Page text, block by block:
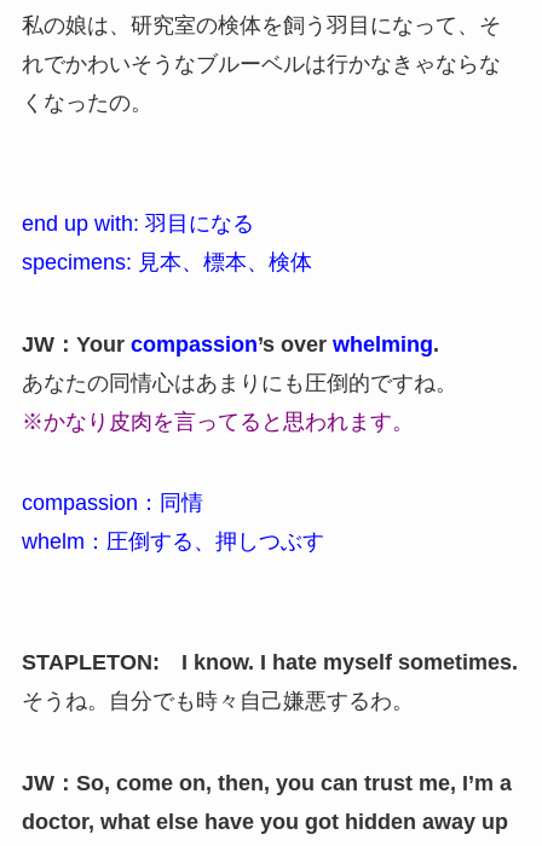
私の娘は、研究室の検体を飼う羽目になって、そ
れでかわいそうなブルーベルは行かなきゃならな
くなったの。
end up with: 羽目になる
specimens: 見本、標本、検体
JW：Your compassion’s over whelming.
あなたの同情心はあまりにも圧倒的ですね。
※かなり皮肉を言ってると思われます。
compassion：同情
whelm：圧倒する、押しつぶす
STAPLETON: I know. I hate myself sometimes.
そうね。自分でも時々自己嫌悪するわ。
JW：So, come on, then, you can trust me, I’m a
doctor, what else have you got hidden away up